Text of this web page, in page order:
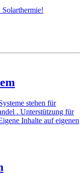
stehen für
. Unterstützung für
Inhalte auf eigenen